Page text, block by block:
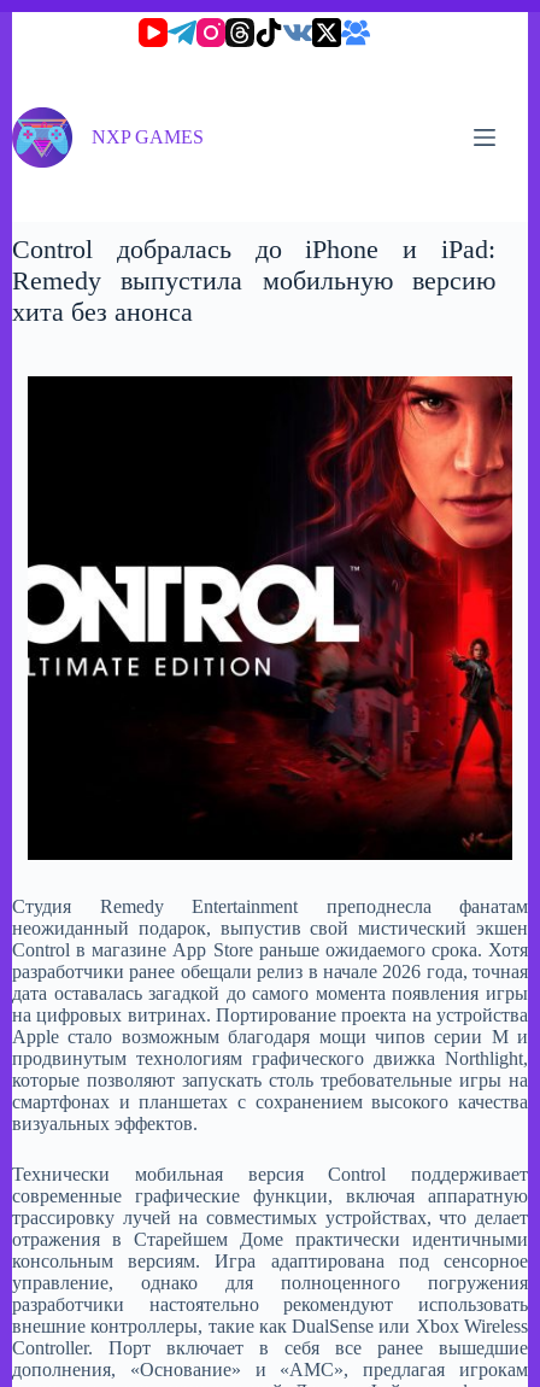
NXP GAMES
Control добралась до iPhone и iPad:
Remedy выпустила мобильную версию
хита без анонса
Студия Remedy Entertainment преподнесла фанатам
неожиданный подарок, выпустив свой мистический экшен
Control в магазине App Store раньше ожидаемого срока. Хотя
разработчики ранее обещали релиз в начале 2026 года, точная
дата оставалась загадкой до самого момента появления игры
на цифровых витринах. Портирование проекта на устройства
Apple стало возможным благодаря мощи чипов серии M и
продвинутым технологиям графического движка Northlight,
которые позволяют запускать столь требовательные игры на
смартфонах и планшетах с сохранением высокого качества
визуальных эффектов.
​Технически мобильная версия Control поддерживает
современные графические функции, включая аппаратную
трассировку лучей на совместимых устройствах, что делает
отражения в Старейшем Доме практически идентичными
консольным версиям. Игра адаптирована под сенсорное
управление, однако для полноценного погружения
разработчики настоятельно рекомендуют использовать
внешние контроллеры, такие как DualSense или Xbox Wireless
Controller. Порт включает в себя все ранее вышедшие
дополнения, «Основание» и «АМС», предлагая игрокам